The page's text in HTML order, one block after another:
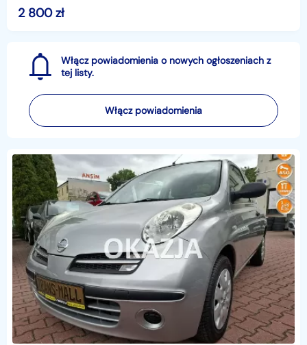
Ekonomiczne auto miejskieSzukasz niewielkiego, ekonomic
2 800zł
Włącz powiadomienia o nowych ogłoszeniach z
tej listy.
Włącz powiadomienia